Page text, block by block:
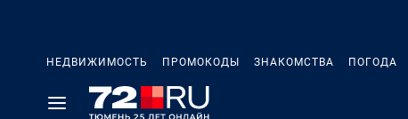
НЕДВИЖИМОСТЬ ПРОМОКОДЫ ЗНАКОМСТВА ПОГОДА